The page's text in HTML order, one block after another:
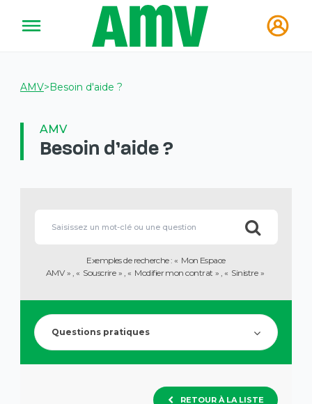
AMV>Besoin d'aide ?
AMV
Besoin d'aide ?
redirigé
description
question.
barre
des
Exemples de recherche :
Mon Espace
AMV
Souscrire Modifier mon contrat Sinistre
Questions pratiques
RETOUR À LA LISTE